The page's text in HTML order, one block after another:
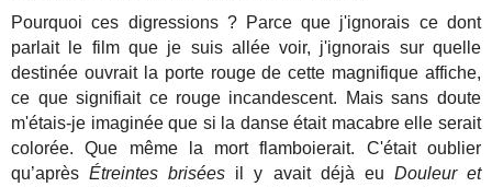
Pourquoi ces digressions ? Parce que j'ignorais ce dont
parlait le film que je suis allée voir, j'ignorais sur quelle
destinée ouvrait la porte rouge de cette magnifique affiche,
ce que signifiait ce rouge incandescent. Mais sans doute
m'étais-je imaginée que si la danse était macabre elle serait
colorée. Que même la mort flamboierait. C'était oublier
qu’aprèsÉtreintes brisées il y avait déjà eu Douleur et